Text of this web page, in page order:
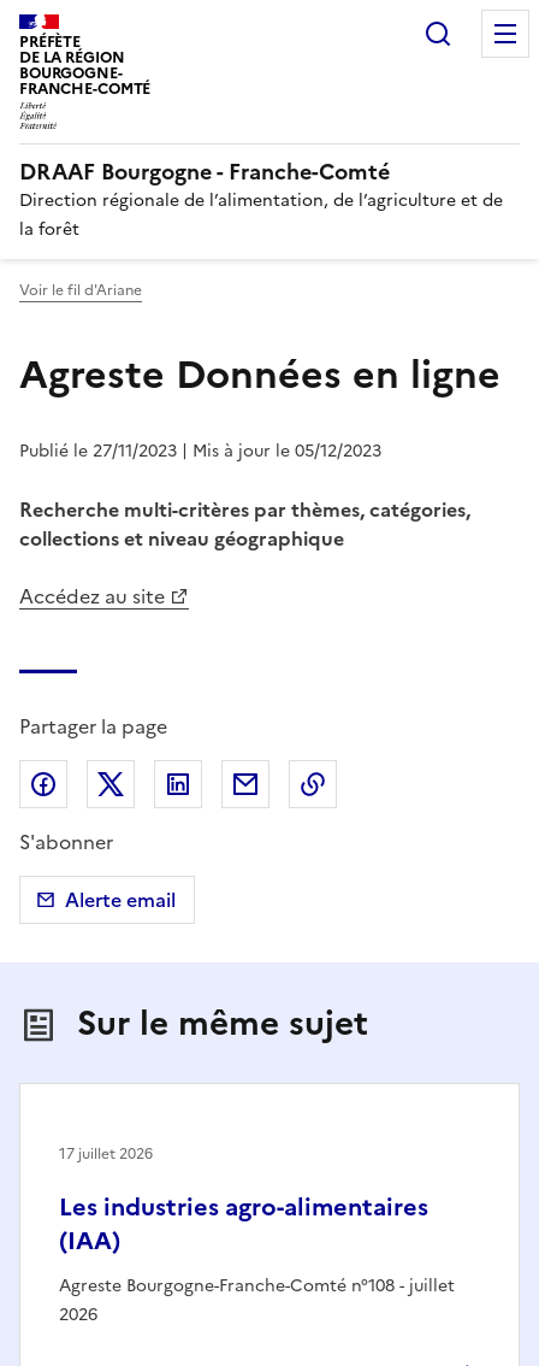
PRÉFÈTE
DE LA RÉGION
BOURGOGNE-
FRANCHE-COMTÉ
DRAAF Bourgogne - Franche-Comté
Direction régionale de l’alimentation, de l’agriculture et de
la forêt
Voir le fil d'Ariane
Agreste Données en ligne
Publié le 27/11/2023 | Mis à jour le 05/12/2023
Recherche multi-critères par thèmes, catégories,
collections et niveau géographique
Accédez au site
Partager la page
Partager sur Facebook
Partager sur X (anciennement Twitter)
Partager sur LinkedIn
Partager par email
S'abonner
Alerte email
Sur le même sujet
Les industries agro-alimentaires
(IAA)
Agreste Bourgogne-Franche-Comté n°108 - juillet
2026
17 juillet 2026